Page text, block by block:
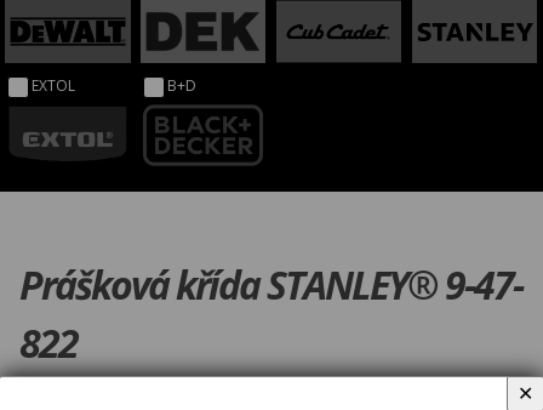
EXTOL B+D
Prášková křída STANLEY® 9-47-
822
✕